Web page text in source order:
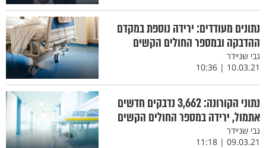
נתונים מעודדים: ירידה נוספת במקדם
ההדבקה ובמספר החולים הקשים
גבי שניידר
10.03.21 | 10:36
נתוני הקורונה: 3,662 נדבקים חדשים
אתמול, ירידה במספר החולים הקשים
גבי שניידר
09.03.21 | 11:18